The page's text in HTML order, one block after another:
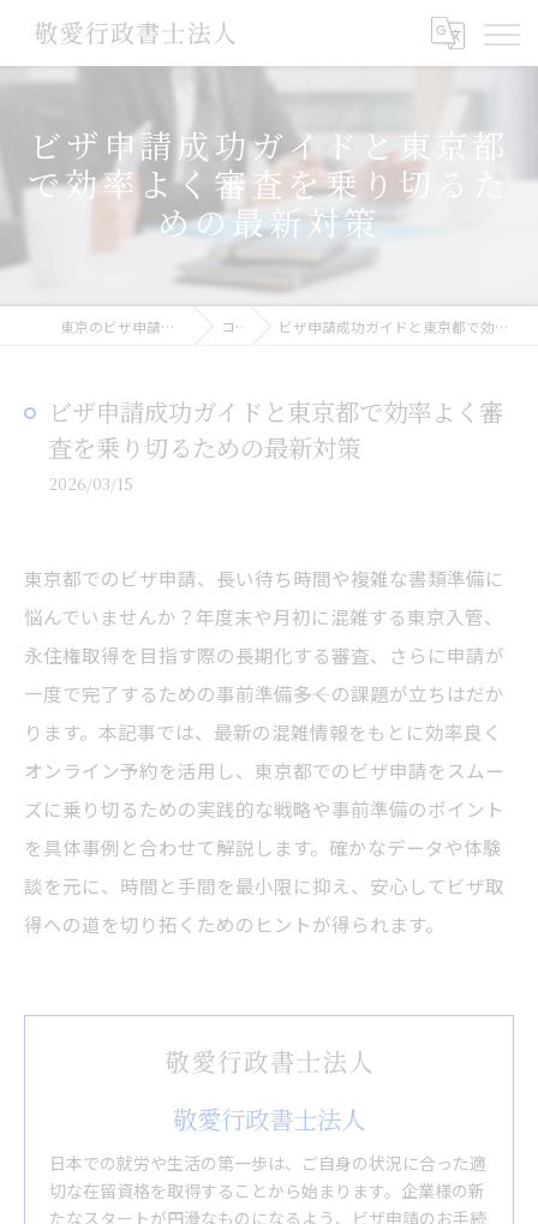
ビザ申請成功ガイドと東京都
で効率よく審査を乗り切るた
めの最新対策
東京のビザ申請なら敬愛行政書士法人 コラム ビザ申請成功ガイドと東京都で効率よく審査を乗り切るための最新対策
ビザ申請成功ガイドと東京都で効率よく審
査を乗り切るための最新対策
2026/03/15
東京都でのビザ申請、長い待ち時間や複雑な書類準備に
悩んでいませんか？年度末や月初に混雑する東京入管、
永住権取得を目指す際の長期化する審査、さらに申請が
一度で完了するための事前準備――多くの課題が立ちはだか
ります。本記事では、最新の混雑情報をもとに効率良く
オンライン予約を活用し、東京都でのビザ申請をスムー
ズに乗り切るための実践的な戦略や事前準備のポイント
を具体事例と合わせて解説します。確かなデータや体験
談を元に、時間と手間を最小限に抑え、安心してビザ取
得への道を切り拓くためのヒントが得られます。
敬愛行政書士法人
日本での就労や生活の第一歩は、ご自身の状況に合った適
切な在留資格を取得することから始まります。企業様の新
たなスタートが円滑なものになるよう、ビザ申請のお手続